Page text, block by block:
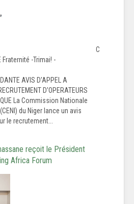
C
Fraternité -Trimai! -
AVIS D'APPEL A
D'OPERATEURS
La Commission Nationale
du Niger lance un avis
le recrutement...
reçoit le Président
Africa Forum